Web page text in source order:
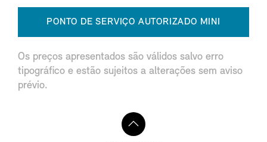
PONTO DE SERVIÇO AUTORIZADO MINI
Os preços apresentados são válidos salvo erro
tipográfico e estão sujeitos a alterações sem aviso
prévio.